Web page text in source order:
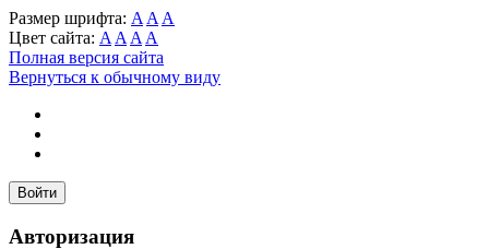
Размер шрифта: A A A
Цвет сайта: A A A A
Полная версия сайта
Вернуться к обычному виду
Войти
Авторизация